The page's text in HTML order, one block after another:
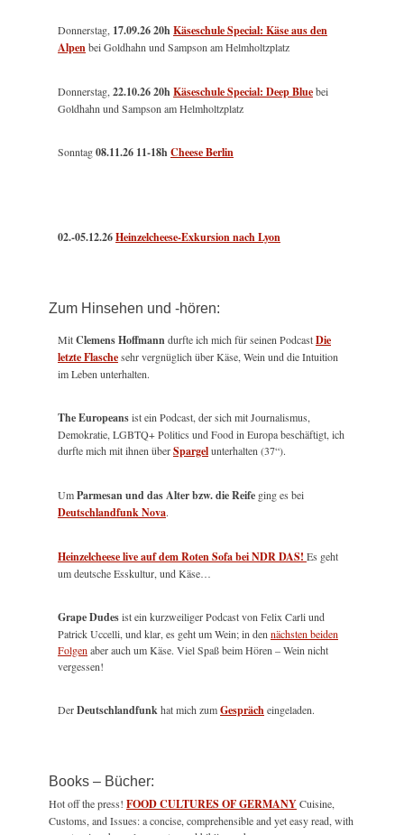
Donnerstag, 17.09.26 20hKäseschule Special: Käse aus den
Alpenbei Goldhahn und Sampson am Helmholtzplatz
Donnerstag, 22.10.26 20hKäseschule Special: Deep Bluebei
Goldhahn und Sampson am Helmholtzplatz
Sonntag08.11.26 11-18hCheese Berlin
02.-05.12.26Heinzelcheese-Exkursion nach Lyon
Zum Hinsehen und -hören:
MitClemens Hoffmanndurfte ich mich für seinen PodcastDie
letzte Flaschesehr vergnüglich über Käse, Wein und die Intuition
im Leben unterhalten.
The Europeansist ein Podcast, der sich mit Journalismus,
Demokratie, LGBTQ+ Politics und Food in Europa beschäftigt, ich
durfte mich mit ihnen überSpargelunterhalten (37“).
UmParmesan und das Alter bzw. die Reife ging es bei
Deutschlandfunk Nova.
Heinzelcheese live auf dem Roten Sofa bei NDR DAS! Es geht
um deutsche Esskultur, und Käse…
Grape Dudesist ein kurzweiliger Podcast von Felix Carli und
Patrick Uccelli, und klar, es geht um Wein; in den nächsten beiden
Folgen aber auch um Käse. Viel Spaß beim Hören – Wein nicht
vergessen!
DerDeutschlandfunkhat mich zumGesprächeingeladen.
Books – Bücher:
Hot off the press! FOOD CULTURES OF GERMANYCuisine,
Customs, and Issues: a concise, comprehensible and yet easy read, with